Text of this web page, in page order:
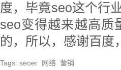
度，毕竟seo这个行
seo变得越来越高质
的，所以，感谢百度
Tags: seoer 网络 营销